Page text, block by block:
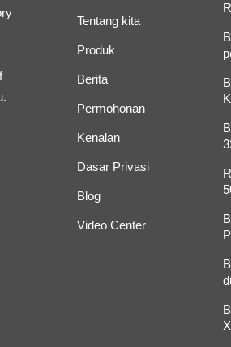
Tentang kita
Produk
Berita
Permohonan
Kenalan
Dasar Privasi
Blog
Video Center